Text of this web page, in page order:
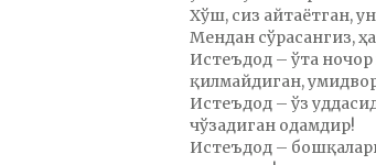
Хўш, сиз айтаётган,
Мендан сўрасангиз,
Истеъдод – ўта
қилмайдиган,
Истеъдод – ўз
чўзадиган одамдир!
Истеъдод –